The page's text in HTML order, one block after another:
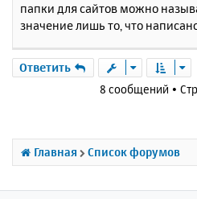
о
б
е
н
папки для сайтов можно
значение лишь то, что
Ответить
8 сообщений •
Главная Список форумов